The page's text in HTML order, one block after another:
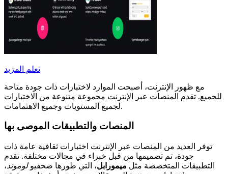
تعلم المزيد
مع ظهور الإنترنت، أصبحت الموارد لاختبارات ذات جودة متاحة
للجميع. تقدم المنصات عبر الإنترنت مجموعة متنوعة من الاختبارات
لجميع المستويات وجميع الاهتمامات.
المنصات والتطبيقات الموصى بها
توفر العديد من المنصات عبر الإنترنت اختبارات ثقافية عامة ذات
جودة، تم تصميمها من قبل خبراء في مجالات مختلفة. تقدم
التطبيقات المتخصصة مثل ميمورابل، التي طورها صحفيولوموند،